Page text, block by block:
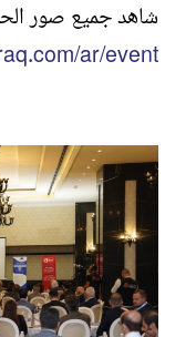
شاهد جميع صور
ar/event/